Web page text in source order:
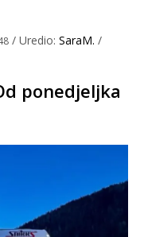
/ Uredio: SaraM. /
ponedjeljka